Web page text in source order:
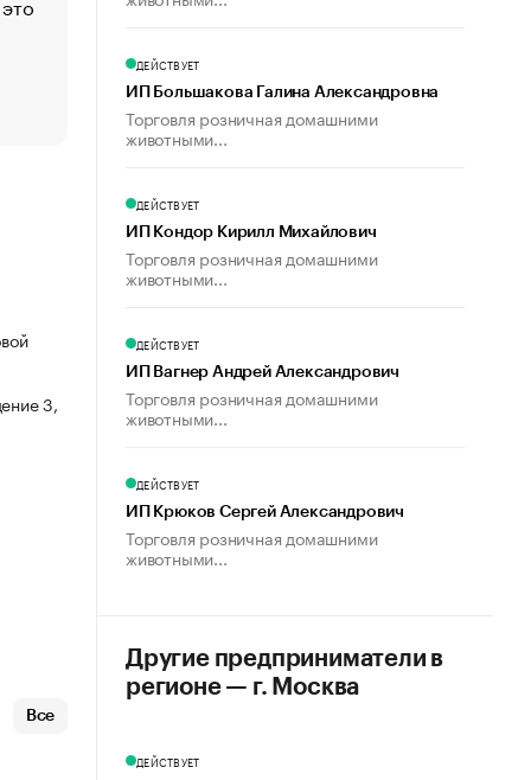
Что обвинения против Павла Дурова значат для
пользователей
3,
Все
ДЕЙСТВУЕТ
ИП Большакова Галина Александровна
Торговля розничная домашними
животными...
ДЕЙСТВУЕТ
ИП Кондор Кирилл Михайлович
Торговля розничная домашними
животными...
ДЕЙСТВУЕТ
ИП Вагнер Андрей Александрович
Торговля розничная домашними
животными...
ДЕЙСТВУЕТ
ИП Крюков Сергей Александрович
Торговля розничная домашними
животными...
Другие предприниматели в
регионе — г. Москва
ДЕЙСТВУЕТ